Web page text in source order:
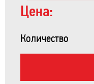
Цена:
Количество